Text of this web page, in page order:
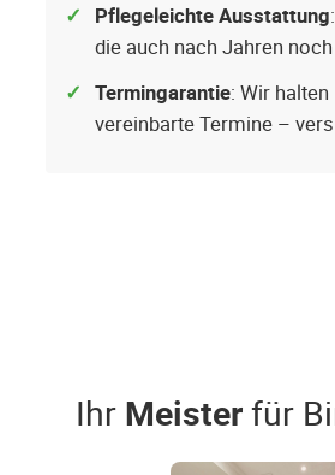
Pflegeleichte Ausstattung
die auch nach Jahren
Termingarantie: Wir halten
vereinbarte Termine –
Ihr Meisterfür